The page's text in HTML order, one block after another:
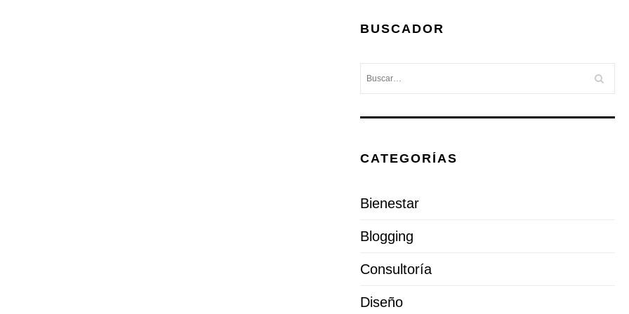
BUSCADOR
CATEGORÍAS
Bienestar
Blogging
Consultoría
Diseño